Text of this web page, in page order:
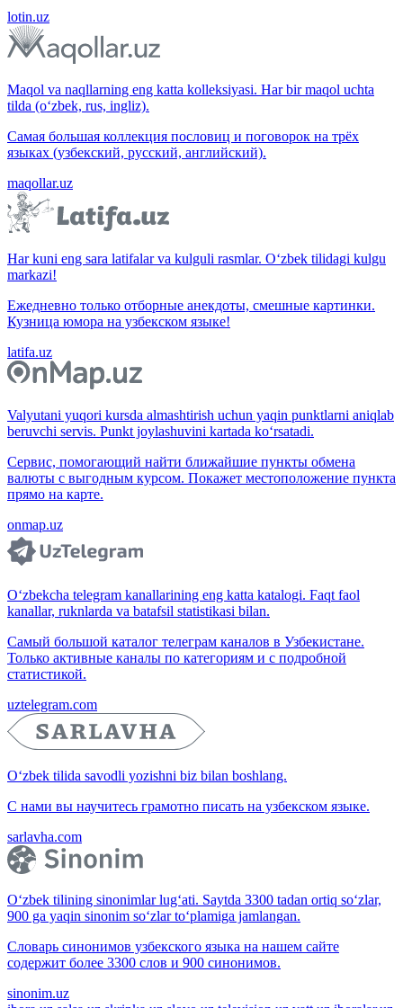
lotin.uz
Maqol va naqllarning eng katta kolleksiyasi. Har bir maqol uchta
tilda (o‘zbek, rus, ingliz).
Самая большая коллекция пословиц и поговорок на трёх
языках (узбекский, русский, английский).
maqollar.uz
Har kuni eng sara latifalar va kulguli rasmlar. O‘zbek tilidagi kulgu
markazi!
Ежедневно только отборные анекдоты, смешные картинки.
Кузница юмора на узбекском языке!
latifa.uz
Valyutani yuqori kursda almashtirish uchun yaqin punktlarni aniqlab
beruvchi servis. Punkt joylashuvini kartada ko‘rsatadi.
Сервис, помогающий найти ближайшие пункты обмена
валюты с выгодным курсом. Покажет местоположение пункта
прямо на карте.
onmap.uz
O‘zbekcha telegram kanallarining eng katta katalogi. Faqt faol
kanallar, ruknlarda va batafsil statistikasi bilan.
Самый большой каталог телеграм каналов в Узбекистане.
Только активные каналы по категориям и с подробной
статистикой.
uztelegram.com
O‘zbek tilida savodli yozishni biz bilan boshlang.
С нами вы научитесь грамотно писать на узбекском языке.
sarlavha.com
O‘zbek tilining sinonimlar lug‘ati. Saytda 3300 tadan ortiq so‘zlar,
900 ga yaqin sinonim so‘zlar to‘plamiga jamlangan.
Словарь синонимов узбекского языка на нашем сайте
содержит более 3300 слов и 900 синонимов.
sinonim.uz